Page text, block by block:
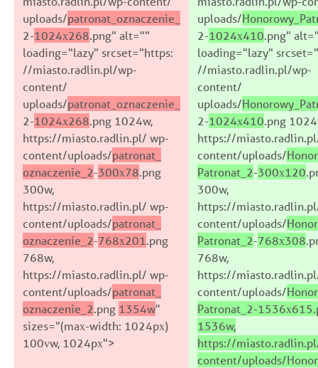
uploads/patronat_oznaczenie_
2-1024x268.png" alt=""
loading="lazy" srcset="https:
//miasto.radlin.pl/wp-
content/
uploads/patronat_oznaczenie_
2-1024x268.png 1024w,
https://miasto.radlin.pl/ wp-
content/uploads/patronat_
oznaczenie_2-300x78.png
300w,
https://miasto.radlin.pl/ wp-
content/uploads/patronat_
oznaczenie_2-768x201 .png
768w,
https://miasto.radlin.pl/ wp-
content/uploads/patronat_
oznaczenie_2.png 1354w"
sizes="(max-width: 1024px)
100vw, 1024px">
uploads/
2-1024x410.png"
loading="lazy"
//miasto.radlin.pl/wp-
content/
uploads/
2-1024x410.png
https://
content/uploads/
Patronat_2-300x120
300w,
https://
content/uploads/
Patronat_2-768x308
768w,
https://
content/uploads/
Patronat_2-
1536w,
https://
content/uploads/